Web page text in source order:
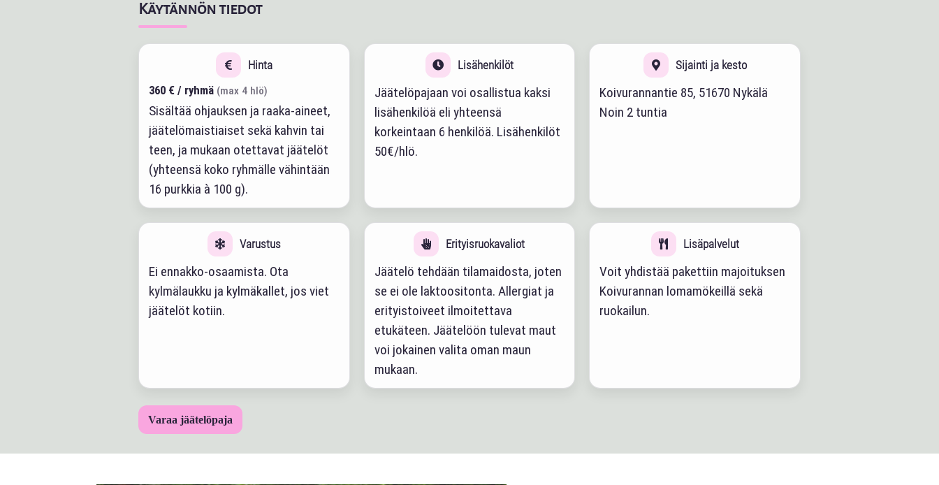
Käytännön tiedot
Hinta
360 € / ryhmä (max 4 hlö)
Sisältää ohjauksen ja raaka-aineet,
jäätelömaistiaiset sekä kahvin tai
teen, ja mukaan otettavat jäätelöt
(yhteensä koko ryhmälle vähintään
16 purkkia à 100 g).
Lisähenkilöt
Jäätelöpajaan voi osallistua kaksi
lisähenkilöä eli yhteensä
korkeintaan 6 henkilöä. Lisähenkilöt
50€/hlö.
Sijainti ja kesto
Koivurannantie 85, 51670 Nykälä
Noin 2 tuntia
Varustus
Ei ennakko-osaamista. Ota
kylmälaukku ja kylmäkallet, jos viet
jäätelöt kotiin.
Erityisruokavaliot
Jäätelö tehdään tilamaidosta, joten
se ei ole laktoositonta. Allergiat ja
erityistoiveet ilmoitettava
etukäteen. Jäätelöön tulevat maut
voi jokainen valita oman maun
mukaan.
Lisäpalvelut
Voit yhdistää pakettiin majoituksen
Koivurannan lomamökeillä sekä
ruokailun.
Varaa jäätelöpaja